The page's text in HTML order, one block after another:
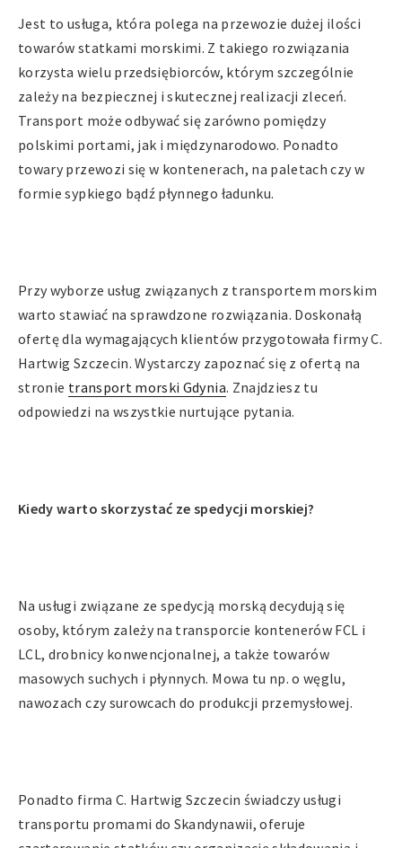
Jest to usługa, która polega na przewozie dużej ilości
towarów statkami morskimi. Z takiego rozwiązania
korzysta wielu przedsiębiorców, którym szczególnie
zależy na bezpiecznej i skutecznej realizacji zleceń.
Transport może odbywać się zarówno pomiędzy
polskimi portami, jak i międzynarodowo. Ponadto
towary przewozi się w kontenerach, na paletach czy w
formie sypkiego bądź płynnego ładunku.
Przy wyborze usług związanych z transportem morskim
warto stawiać na sprawdzone rozwiązania. Doskonałą
ofertę dla wymagających klientów przygotowała firmy C.
Hartwig Szczecin. Wystarczy zapoznać się z ofertą na
stronie transport morski Gdynia. Znajdziesz tu
odpowiedzi na wszystkie nurtujące pytania.
Kiedy warto skorzystać ze spedycji morskiej?
Na usługi związane ze spedycją morską decydują się
osoby, którym zależy na transporcie kontenerów FCL i
LCL, drobnicy konwencjonalnej, a także towarów
masowych suchych i płynnych. Mowa tu np. o węglu,
nawozach czy surowcach do produkcji przemysłowej.
Ponadto firma C. Hartwig Szczecin świadczy usługi
transportu promami do Skandynawii, oferuje